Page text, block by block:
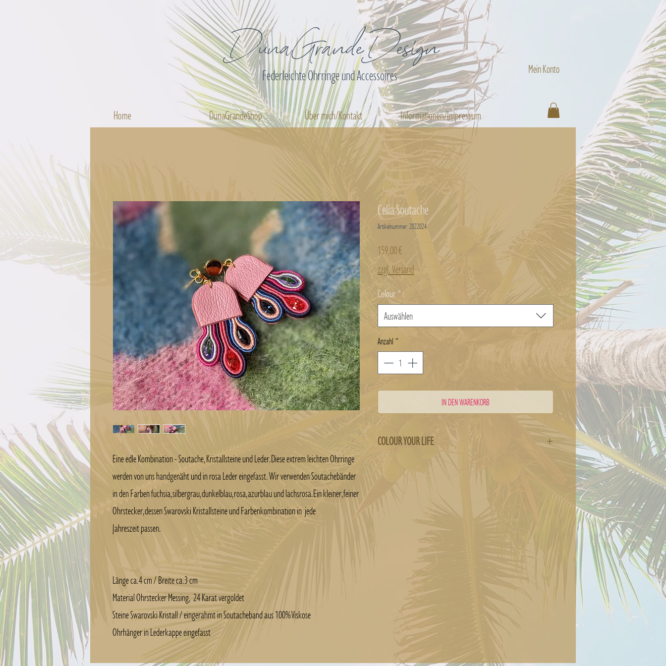
DunaGrandeDesign Mein Konto
Federleichte Ohrringe und Accessoires
Home DunaGrandeShop Über mich/Kontakt Informationen/Impressum
Eine edle Kombination - Soutache, Kristallsteine und Leder. Diese extrem leichten Ohrringe
werden von uns handgenäht und in rosa Leder eingefasst. Wir verwenden Soutachebänder
in den Farben fuchsia, silbergrau, dunkelblau, rosa, azurblau und lachsrosa. Ein kleiner, feiner
Ohrstecker, dessen Swarovski Kristallsteine und Farbenkombination in jede
Jahreszeit passen.
Länge ca. 4 cm / Breite ca. 3 cm
Material Ohrstecker Messing, 24 Karat vergoldet
Steine Swarovski Kristall / eingerahmt in Soutacheband aus 100% Viskose
Ohrhänger in Lederkappe eingefasst
Celia Soutache
Artikelnummer: 2022024
159,00 €Preis
zzgl. Versand
Colour*
Auswählen
Anzahl*
IN DEN WARENKORB
COLOUR YOUR LIFE